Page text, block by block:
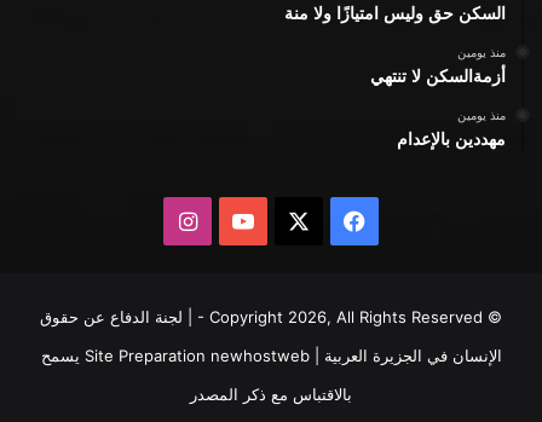
السكن حق وليس امتيازًا ولا منة
منذ يومين
أزمةالسكن لا تنتهي
منذ يومين
مهددين بالإعدام
فيسبوك يوتيوبانستقرام
© Copyright 2026, All Rights Reserved - | لجنة الدفاع عن حقوق
الإنسان في الجزيرة العربية | Site Preparationnewhostweb
يسمح
بالاقتباس مع ذكر المصدر